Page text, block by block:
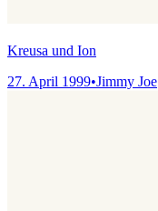
Kreusa und Ion
27. April 1999•Jimmy Joe